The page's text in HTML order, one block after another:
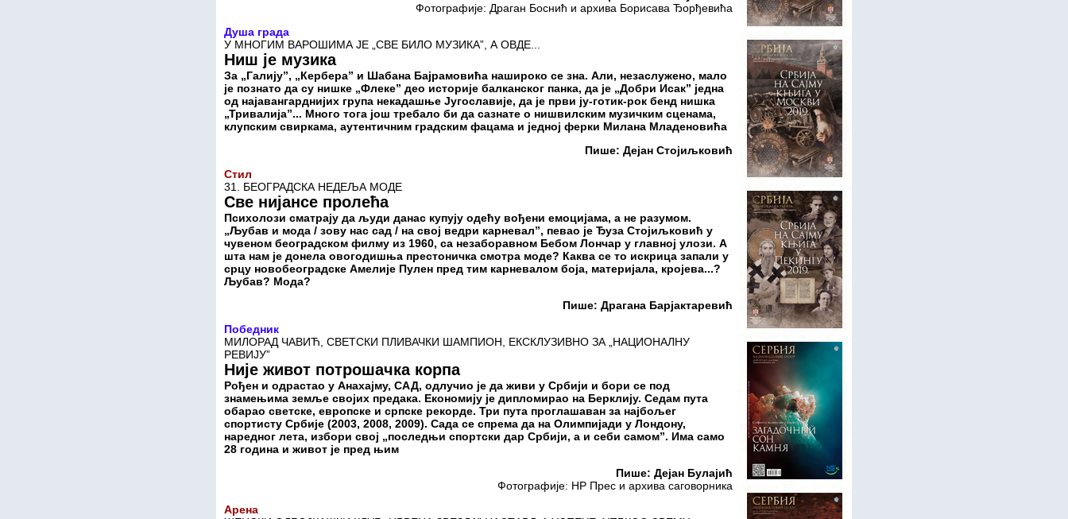
Фотографије: Драган Боснић и архива Борисава Ђорђевића
Душа града
У МНОГИМ ВАРОШИМА ЈЕ „СВЕ БИЛО МУЗИКА”, А ОВДЕ...
Ниш је музика
За „Галију”, „Керберa” и Шабана Бајрамовића нашироко се зна. Али, незаслужено, мало
је познато да су нишке „Флеке” део историје балканског панка, да је „Добри Исак” једна
од најавангарднијих група некадашње Југославије, да је први ју-готик-рок бенд нишка
„Тривалија”... Много тога још требало би да сазнате о нишвилским музичким сценама,
клупским свиркама, аутентичним градским фацама и једној ферки Милана Младеновића
Пише: Дејан Стојиљковић
Стил
31. БЕОГРАДСКА НЕДЕЉА МОДЕ
Све нијансе пролећа
Психолози сматрају да људи данас купују одећу вођени емоцијама, а не разумом.
„Љубав и мода / зову нас сад / на свој ведри карневал”, певао је Ђуза Стојиљковић у
чувеном београдском филму из 1960, са незаборавном Бебом Лончар у главној улози. А
шта нам је донела овогодишња престоничка смотра моде? Каква се то искрица запали у
срцу новобеоградске Амелије Пулен пред тим карневалом боја, материјала, кројева...?
Љубав? Мода?
Пише: Драгана Барјактаревић
Победник
МИЛОРАД ЧАВИЋ, СВЕТСКИ ПЛИВАЧКИ ШАМПИОН, ЕКСКЛУЗИВНО ЗА „НАЦИОНАЛНУ
РЕВИЈУ”
Није живот потрошачка корпа
Рођен и одрастао у Анахајму, САД, одлучио је да живи у Србији и бори се под
знамењима земље својих предака. Економију је дипломирао на Берклију. Седам пута
обарао светске, европске и српске рекорде. Три пута проглашаван за најбољег
спортисту Србије (2003, 2008, 2009). Сада се спрема да на Олимпијади у Лондону,
наредног лета, избори свој „последњи спортски дар Србији, а и себи самом”. Има само
28 година и живот је пред њим
Пише: Дејан Булајић
Фотографије: НР Прес и архива саговорника
Арена